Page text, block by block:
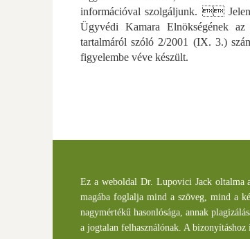
információval szolgáljunk. 
Ügyvédi Kamara Elnökségének
tartalmáról szóló 2/2001 (IX. 3.)
figyelembe véve készült.
Ez a weboldal Dr. Lupovici Jack oltalma
magába foglalja mind a szöveg, mind a
nagymértékű hasonlósága, annak
a jogtalan felhasználónak. A